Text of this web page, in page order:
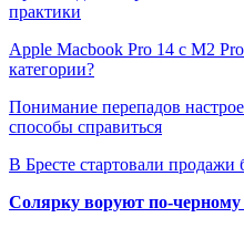
практики
Apple Macbook Pro 14 с M2
категории?
Понимание перепадов
способы справиться
В Бресте стартовали продажи
Солярку воруют по-черному